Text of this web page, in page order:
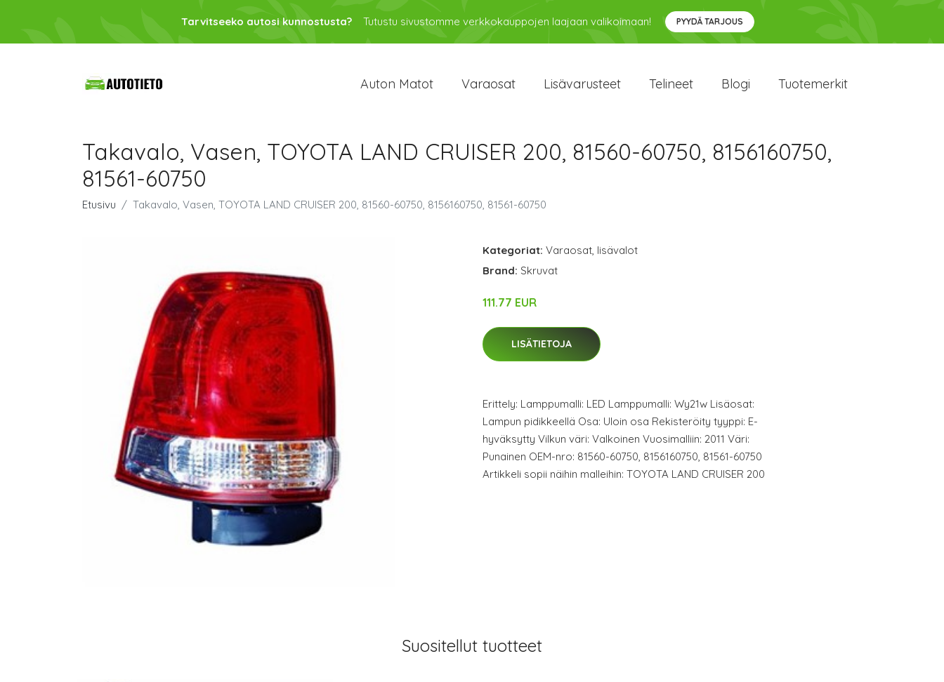
Tarvitseeko autosi kunnostusta? Tutustu sivustomme verkkokauppojen laajaan valikoimaan! PYYDÄ TARJOUS
Auton Matot Varaosat Lisävarusteet Telineet Blogi Tuotemerkit
Takavalo, Vasen, TOYOTA LAND CRUISER 200, 81560-60750, 8156160750,
81561-60750
Etusivu Takavalo, Vasen, TOYOTA LAND CRUISER 200, 81560-60750, 8156160750, 81561-60750
Kategoriat: Varaosat, lisävalot
Brand: Skruvat
111.77 EUR
LISÄTIETOJA
Erittely: Lamppumalli: LED Lamppumalli: Wy21w Lisäosat:
Lampun pidikkeellä Osa: Uloin osa Rekisteröity tyyppi: E-
hyväksytty Vilkun väri: Valkoinen Vuosimalliin: 2011 Väri:
Punainen OEM-nro: 81560-60750, 8156160750, 81561-60750
Artikkeli sopii näihin malleihin: TOYOTA LAND CRUISER 200
Suositellut tuotteet